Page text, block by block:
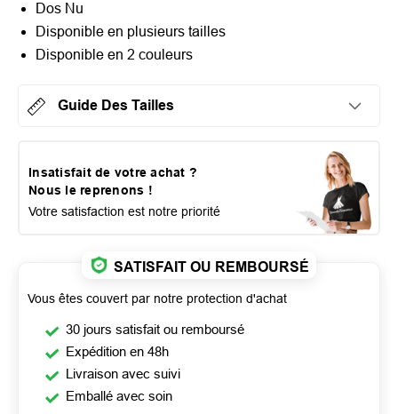
Dos Nu
Disponible en plusieurs tailles
Disponible en 2 couleurs
Guide Des Tailles
Insatisfait de votre achat ?
Nous le reprenons !
Votre satisfaction est notre priorité
SATISFAIT OU REMBOURSÉ
Vous êtes couvert par notre protection d'achat
30 jours satisfait ou remboursé
Expédition en 48h
Livraison avec suivi
Emballé avec soin